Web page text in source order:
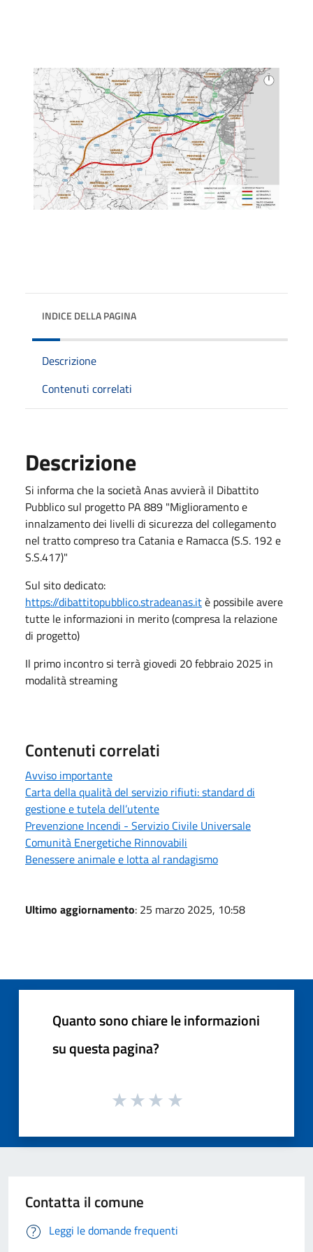
INDICE DELLA PAGINA
Descrizione
Contenuti correlati
Descrizione
Si informa che la società Anas avvierà il Dibattito
Pubblico sul progetto PA 889 "Miglioramento e
innalzamento dei livelli di sicurezza del collegamento
nel tratto compreso tra Catania e Ramacca (S.S. 192 e
S.S.417)"
Sul sito dedicato:
https://dibattitopubblico.stradeanas.itè possibile avere
tutte le informazioni in merito (compresa la relazione
di progetto)
Il primo incontro si terrà giovedi 20 febbraio 2025 in
modalità streaming
Contenuti correlati
Avviso importante
Carta della qualità del servizio rifiuti: standard di
gestione e tutela dell’utente
Prevenzione Incendi - Servizio Civile Universale
Comunità Energetiche Rinnovabili
Benessere animale e lotta al randagismo
Ultimo aggiornamento: 25 marzo 2025, 10:58
Quanto sono chiare le informazioni
su questa pagina?
Contatta il comune
Leggi le domande frequenti